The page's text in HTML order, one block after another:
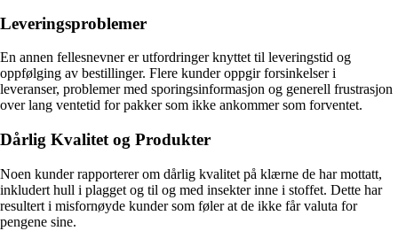
Leveringsproblemer
En annen fellesnevner er utfordringer knyttet til leveringstid og
oppfølging av bestillinger. Flere kunder oppgir forsinkelser i
leveranser, problemer med sporingsinformasjon og generell frustrasjon
over lang ventetid for pakker som ikke ankommer som forventet.
Dårlig Kvalitet og Produkter
Noen kunder rapporterer om dårlig kvalitet på klærne de har mottatt,
inkludert hull i plagget og til og med insekter inne i stoffet. Dette har
resultert i misfornøyde kunder som føler at de ikke får valuta for
pengene sine.